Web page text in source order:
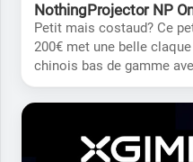
NothingProjector NP
Petit mais costaud? Ce
200€ met une belle
chinois bas de gamme
support natif de Netflix.